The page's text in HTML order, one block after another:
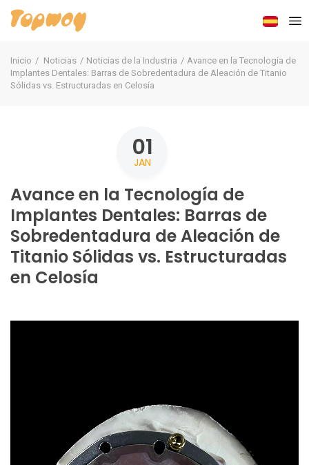
Inicio Noticias Noticias de la Industria
Avance en la Tecnología de
Implantes Dentales: Barras de Sobredentadura de Aleación de Titanio
Sólidas vs. Estructuradas en Celosía
01
JAN
Avance en la Tecnología de
Implantes Dentales: Barras de
Sobredentadura de Aleación de
Titanio Sólidas vs. Estructuradas
en Celosía